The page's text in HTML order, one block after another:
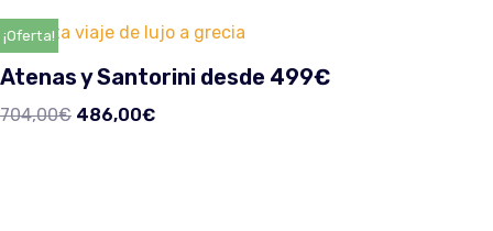
¡Oferta!
Atenas y Santorini desde 499€
704,00€ 486,00€